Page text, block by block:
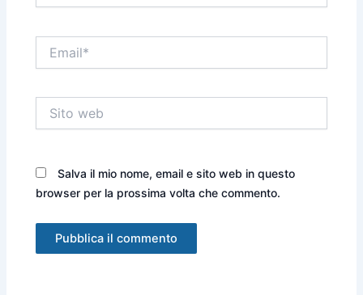
web
Salva il mio nome, email e sito web in questo
browser per la prossima volta che commento.